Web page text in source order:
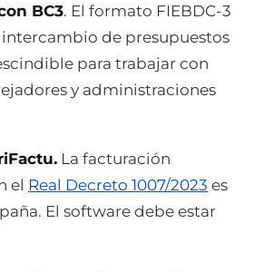
BC3. El formato FIEBDC-3
intercambio de presupuestos
para trabajar con
y administraciones
La facturación
el Real Decreto 1007/2023 es
El software debe estar